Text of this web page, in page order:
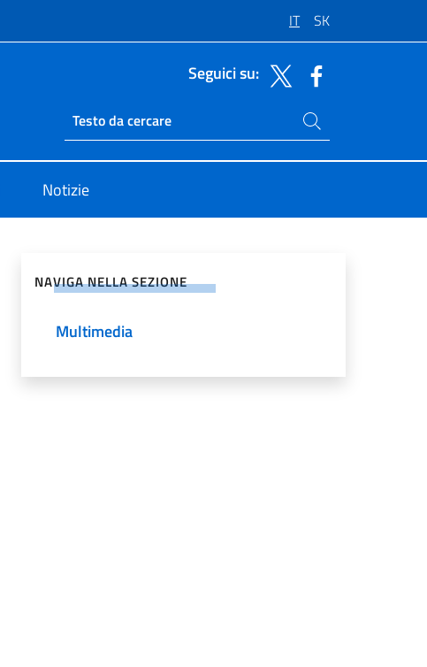
IT SK
Seguici su:
Ricerca sito live
Cerca nel sito
Notizie
NAVIGA NELLA SEZIONE
Multimedia